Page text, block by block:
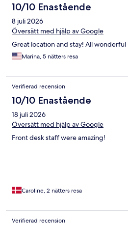
10/10 Enastående
8 juli 2026
Översätt med hjälp av Google
Great location and stay! All wonderful
Marina, 5 nätters resa
Verifierad recension
10/10 Enastående
18 juli 2026
Översätt med hjälp av Google
Front desk staff were amazing!
Caroline, 2 nätters resa
Verifierad recension